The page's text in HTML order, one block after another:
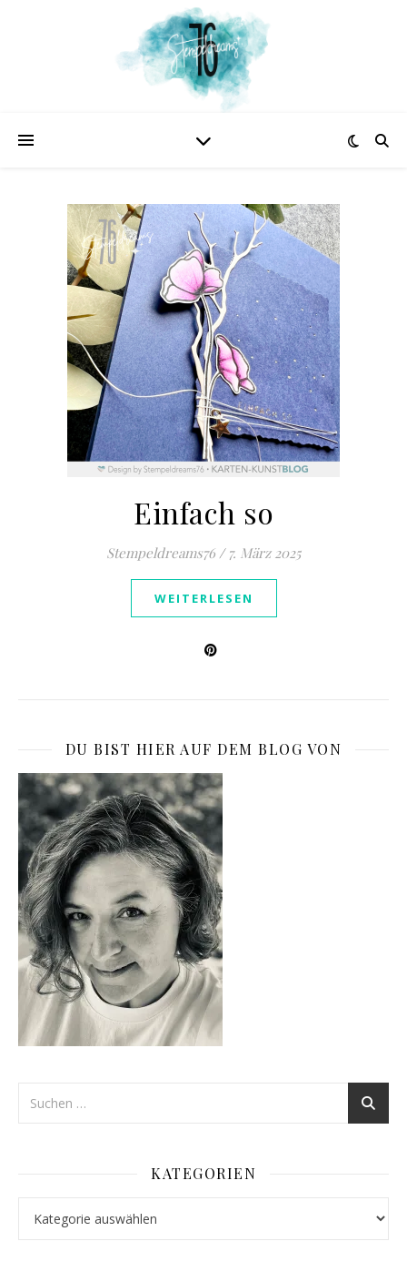
Einfach so
Stempeldreams76 / 7. März 2025
WEITERLESEN
DU BIST HIER AUF DEM BLOG VON
KATEGORIEN